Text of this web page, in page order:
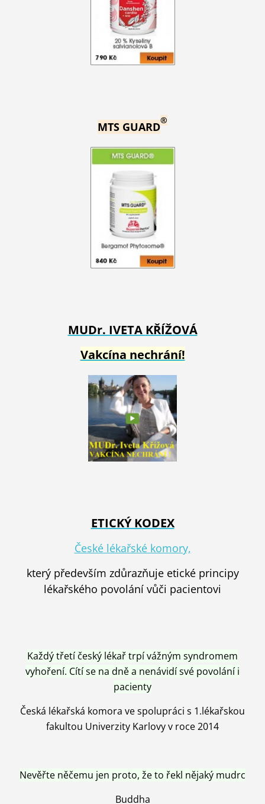
MTS GUARD®
MUDr. IVETA KŘÍŽOVÁ
Vakcína nechrání!
ETICKÝ KODEX
České lékařské komory,
který především zdůrazňuje etické principy
lékařského povolání vůči pacientovi
Každý třetí český lékař trpí vážným syndromem
vyhoření. Cítí se na dně a nenávidí své povolání i
pacienty
Česká lékařská komora ve spolupráci s 1.lékařskou
fakultou Univerzity Karlovy v roce 2014
Nevěřte něčemu jen proto, že to řekl nějaký mudrc
Buddha